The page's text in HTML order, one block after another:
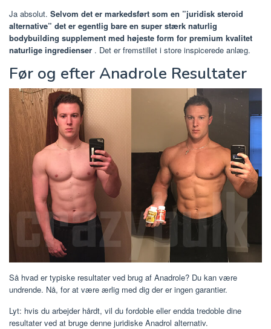
Ja absolut. Selvom det er markedsført som en ”juridisk steroid
alternative” det er egentlig bare en super stærk naturlig
bodybuilding supplement med højeste form for premium kvalitet
naturlige ingredienser . Det er fremstillet i store inspicerede anlæg.
Før og efter Anadrole Resultater
Så hvad er typiske resultater ved brug af Anadrole? Du kan være
undrende. Nå, for at være ærlig med dig der er ingen garantier.
Lyt: hvis du arbejder hårdt, vil du fordoble eller endda tredoble dine
resultater ved at bruge denne juridiske Anadrol alternativ.